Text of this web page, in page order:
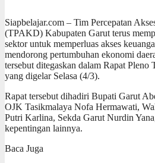
Siapbelajar.com – Tim Percepatan
(TPAKD) Kabupaten Garut terus
sektor untuk memperluas akses
mendorong pertumbuhan ekonomi
tersebut ditegaskan dalam Rapat
yang digelar Selasa (4/3).
Rapat tersebut dihadiri Bupati Garut
OJK Tasikmalaya Nofa Hermawati,
Putri Karlina, Sekda Garut Nurdin
kepentingan lainnya.
Baca Juga